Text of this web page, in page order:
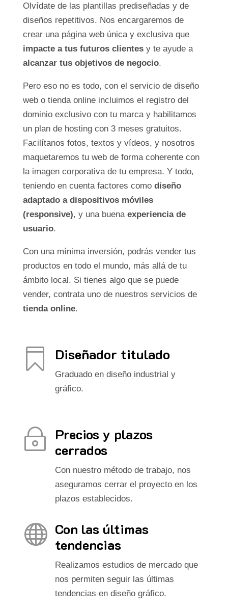
Olvídate de las plantillas prediseñadas y de
diseños repetitivos. Nos encargaremos de
crear una página web única y exclusiva que
impacte a tus futuros clientes y te ayude a
alcanzar tus objetivos de negocio.
Pero eso no es todo, con el servicio de diseño
web o tienda online incluimos el registro del
dominio exclusivo con tu marca y habilitamos
un plan de hosting con 3 meses gratuitos.
Facilítanos fotos, textos y vídeos, y nosotros
maquetaremos tu web de forma coherente con
la imagen corporativa de tu empresa. Y todo,
teniendo en cuenta factores como diseño
adaptado a dispositivos móviles
(responsive), y una buena experiencia de
usuario.
Con una mínima inversión, podrás vender tus
productos en todo el mundo, más allá de tu
ámbito local. Si tienes algo que se puede
vender, contrata uno de nuestros servicios de
tienda online.
 Diseñador titulado
Graduado en diseño industrial y
gráfico.
~ Precios y plazos
cerrados
Con nuestro método de trabajo, nos
aseguramos cerrar el proyecto en los
plazos establecidos.
 Con las últimas
tendencias
Realizamos estudios de mercado que
nos permiten seguir las últimas
tendencias en diseño gráfico.